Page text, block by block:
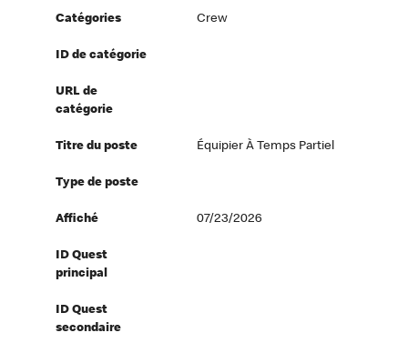
Catégories Crew
ID de catégorie
URL de
catégorie
Titre du poste Équipier À Temps Partiel
Type de poste
Affiché 07/23/2026
ID Quest
principal
ID Quest
secondaire